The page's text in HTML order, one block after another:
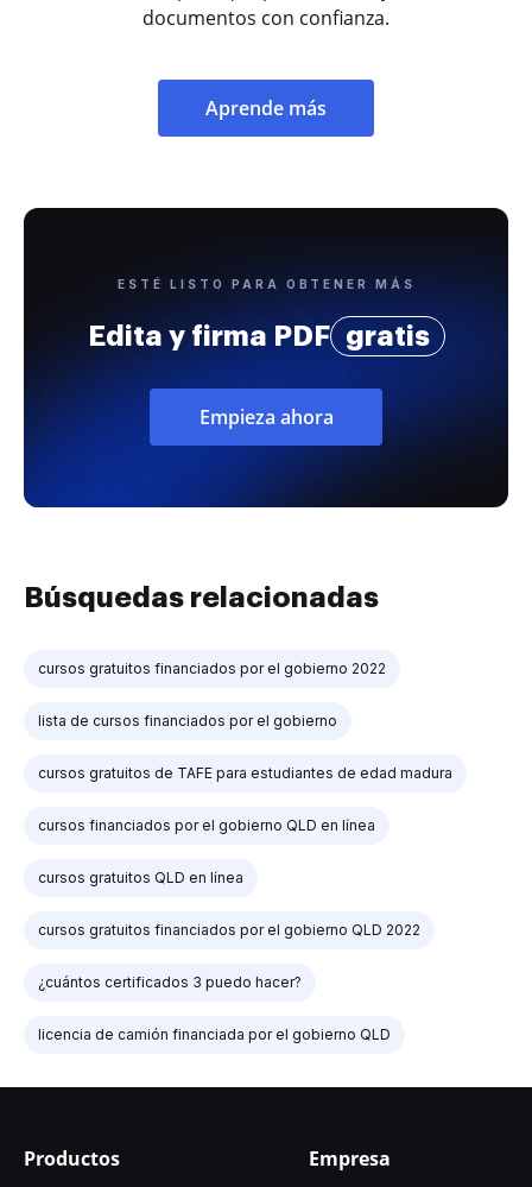
documentos con confianza.
Aprende más
ESTÉ LISTO PARA OBTENER MÁS
Edita y firma PDF gratis
Empieza ahora
Búsquedas relacionadas
cursos gratuitos financiados por el gobierno 2022
lista de cursos financiados por el gobierno
cursos gratuitos de TAFE para estudiantes de edad madura
cursos financiados por el gobierno QLD en línea
cursos gratuitos QLD en línea
cursos gratuitos financiados por el gobierno QLD 2022
¿cuántos certificados 3 puedo hacer?
licencia de camión financiada por el gobierno QLD
Productos Empresa